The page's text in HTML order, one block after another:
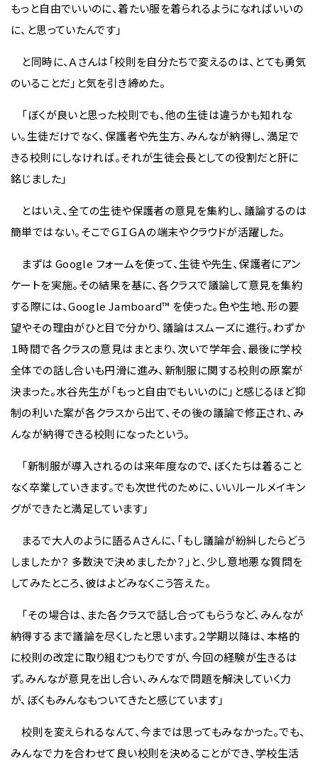
もっと自由でいいのに、着たい服を着られるようになればいいの
に、と思っていたんです」
と同時に、Ａさんは「校則を自分たちで変えるのは、とても勇気
のいることだ」と気を引き締めた。
「ぼくが良いと思った校則でも、他の生徒は違うかも知れな
い。生徒だけでなく、保護者や先生方、みんなが納得し、満足で
きる校則にしなければ。それが生徒会長としての役割だと肝に
銘じました」
とはいえ、全ての生徒や保護者の意見を集約し、議論するのは
簡単ではない。そこでＧＩＧＡの端末やクラウドが活躍した。
まずは Google フォームを使って、生徒や先生、保護者にアン
ケートを実施。その結果を基に、各クラスで議論して意見を集約
する際には、Google Jamboard™ を使った。色や生地、形の要
望やその理由がひと目で分かり、議論はスムーズに進行。わずか
１時間で各クラスの意見はまとまり、次いで学年会、最後に学校
全体での話し合いも円滑に進み、新制服に関する校則の原案が
決まった。水谷先生が「もっと自由でもいいのに」と感じるほど抑
制の利いた案が各クラスから出て、その後の議論で修正され、み
んなが納得できる校則になったという。
「新制服が導入されるのは来年度なので、ぼくたちは着ること
なく卒業していきます。でも次世代のために、いいルールメイキン
グができたと満足しています」
まるで大人のように語るＡさんに、「もし議論が紛糾したらどう
しましたか？ 多数決で決めましたか？」と、少し意地悪な質問を
してみたところ、彼はよどみなくこう答えた。
「その場合は、また各クラスで話し合ってもらうなど、みんなが
納得するまで議論を尽くしたと思います。２学期以降は、本格的
に校則の改定に取り組むつもりですが、今回の経験が生きるは
ず。みんなが意見を出し合い、みんなで問題を解決していく力
が、ぼくもみんなもついてきたと感じています」
校則を変えられるなんて、今までは思ってもみなかった。でも、
みんなで力を合わせて良い校則を決めることができ、学校生活